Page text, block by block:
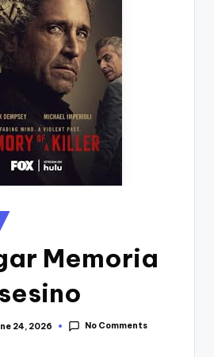
Memoria
24, 2026 No Comments